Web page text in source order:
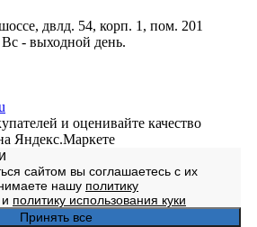
двлд. 54, корп. 1, пом. 201
- выходной день.
сайтом вы соглашаетесь с их
нашу политику
и политику использования куки
Принять все